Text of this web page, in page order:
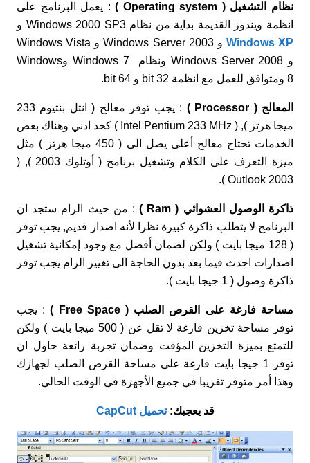
نظام التشغيل ( Operating system )
: يعمل البرنامج على
انظمة ويندوز القديمة بداية من نظام Windows 2000 SP3 و
Windows XP
و Windows Server 2003 و Windows Vista
و Windows Server 2008 ونظام Windows 7 وWindows
8 ومتوافق للعمل مع انظمة 32 bit و 64 bit.
المعالج ( Processor )
: يجب توفر معالج ( انتل بنتيوم 233
ميجا هرتز ), ( Intel Pentium 233 MHz ) كحد ادني وهناك بعض
الخدمات تحتاج معالج أعلى يصل الى ( 450 ميجا هرتز ) مثل
ميزة التعرف على الكلام وتشغيل برنامج ( أوتلوك 2003 ), (
Outlook 2003 ).
ذاكرة الوصول العشوائي ( Ram )
: من حيث الرام ستجد ان
البرنامج لا يتطلب ذاكرة كبيرة نظرا لأنه اصدار قديم, يجب توفر
( 128 ميجا بايت ) ولكن لضمان أفضل مع وجود إمكانية تشغيل
اصدارات احدث فيما بعد بدون الحاجة الى تغيير الرام يجب توفر
ذاكرة وصول ( 1 جيجا بايت ).
مساحة فارغة على القرص الصلب ( Free Space )
: يجب
توفر مساحة تخزين فارغة لا تقل عن ( 500 ميجا بايت ) ولكن
للتمتع بميزة التخزين المؤقت وضمان تجربة رائعة حاول ان
توفر 1 جيجا بايت فارغة على مساحة القرص الصلب لجهازك
وهذا أمر متوفر تقريبا في جميع الأجهزة في الوقت الحالي.
قد يعجبك:تحميل CapCut